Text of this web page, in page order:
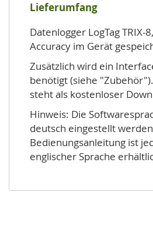
Lieferumfang
Datenlogger LogTag TRIX-
Accuracy im Gerät
Zusätzlich wird ein
benötigt (siehe
steht als kostenloser
Hinweis: Die
deutsch eingestellt
Bedienungsanleitung ist
englischer Sprache